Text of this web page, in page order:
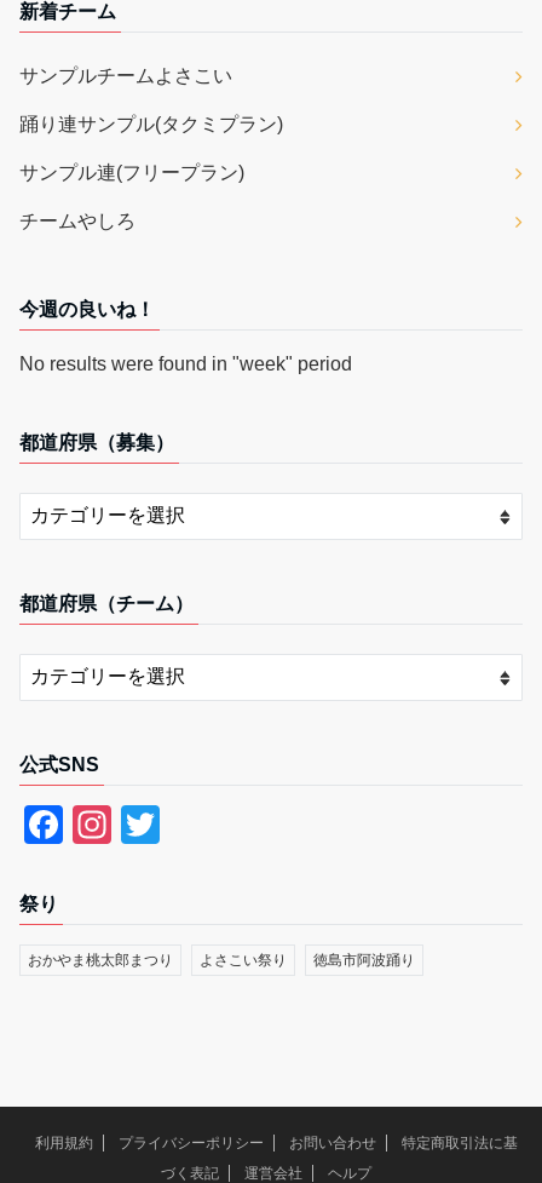
新着チーム
サンプルチームよさこい
踊り連サンプル(タクミプラン)
サンプル連(フリープラン)
チームやしろ
今週の良いね！
No results were found in "week" period
都道府県（募集）
都道府県（チーム）
公式SNS
F
b
k
In
a
祭り
おかやま桃太郎まつり よさこい祭り 徳島市阿波踊り
利用規約 プライバシーポリシー お問い合わせ
特定商取引法に基
づく表記
運営会社 ヘルプ